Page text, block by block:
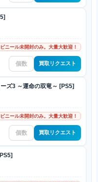
ビニール未開封のみ。大量大歓迎！
買取リクエスト
ズ3 ～運命の双竜～ [PS5]
ビニール未開封のみ。大量大歓迎！
買取リクエスト